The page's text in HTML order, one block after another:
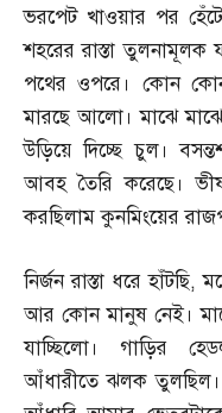
ভরপেট খাওয়ার পর
শহরের রাস্তা তুলনামূলক
পথের ওপরে। কোন
মারছে আলো। মাঝে
উড়িয়ে দিচ্ছে চুল।
আবহ তৈরি করেছে।
করছিলাম কুনমিংয়ের
নির্জন রাস্তা ধরে হাঁটছি,
আর কোন মানুষ নেই।
যাচ্ছিলো। গাড়ির
আঁধারীতে ঝলক তুলছিল।